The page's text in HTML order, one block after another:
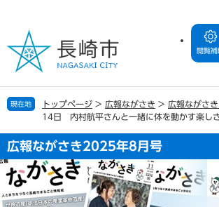
の
で
す
ー
ば
し
本
文
閲覧補
現在地 トップページ > 広報ながさき > 広報ながさ
14日 内村航平さんと一緒に体を動かす楽しさ
広報ながさき2025年8月号